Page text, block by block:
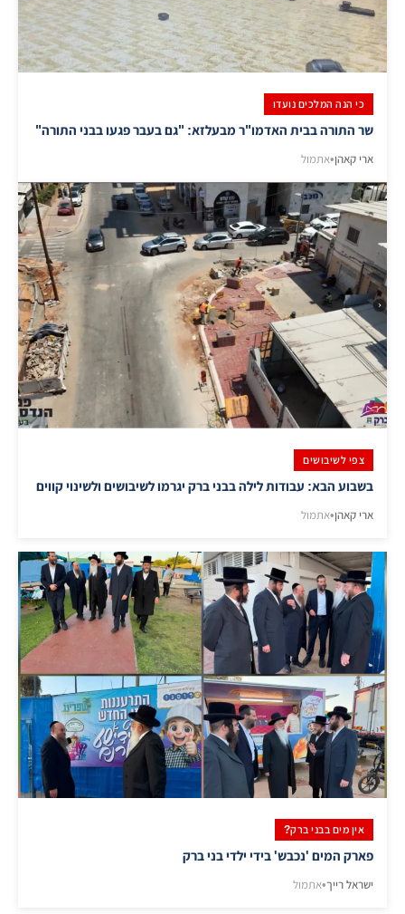
כי הנה המלכים נועדו
שר התורה בבית האדמו"ר מבעלזא: "גם בעבר פגעו בבני התורה"
ארי קאהן•אתמול
צפי לשיבושים
בשבוע הבא: עבודות לילה בבני ברק יגרמו לשיבושים ולשינוי קווים
ארי קאהן•אתמול
אין מים בבני ברק?
פארק המים 'נכבש' בידי ילדי בני ברק
ישראל רייך•אתמול